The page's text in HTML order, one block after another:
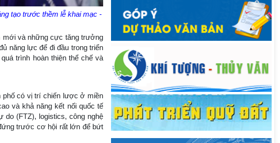
tạo trước thềm lễ khai mạc -
mới và những cực tăng trưởng
năng lực để đi đầu trong triển
trình hoàn thiện thể chế và
phố có vị trí chiến lược ở miền
và khả năng kết nối quốc tế
(FTZ), logistics, công nghệ
trước cơ hội rất lớn để bứt